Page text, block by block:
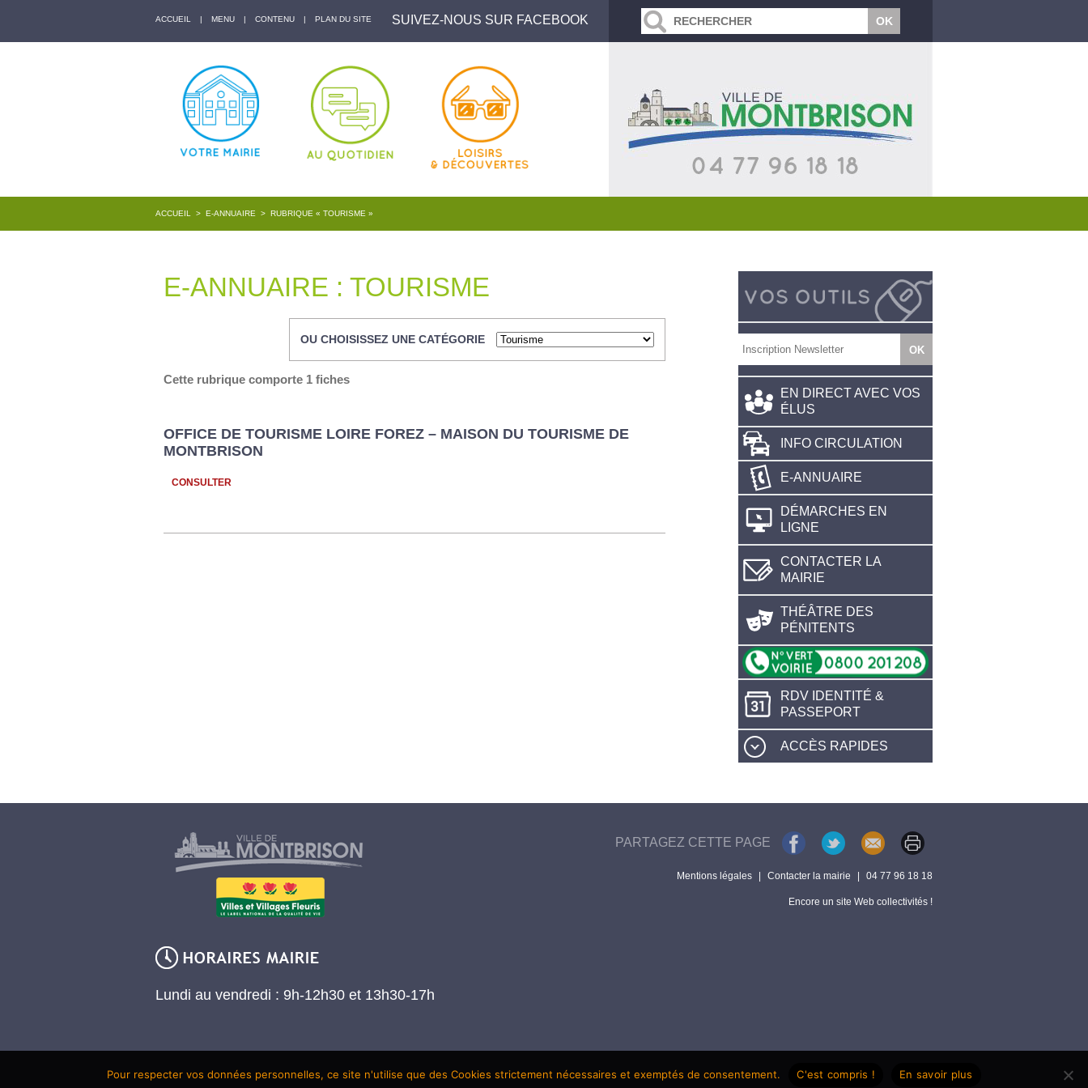
ACCUEIL | MENU | CONTENU | PLAN DU SITE SUIVEZ-NOUS SUR FACEBOOK
ACCUEIL > E-ANNUAIRE > RUBRIQUE « TOURISME »
E-ANNUAIRE : TOURISME
OU CHOISISSEZ UNE CATÉGORIE
Cette rubrique comporte 1 fiches
OFFICE DE TOURISME LOIRE FOREZ – MAISON DU TOURISME DE
MONTBRISON
CONSULTER
EN DIRECT AVEC VOS
ÉLUS
INFO CIRCULATION
E-ANNUAIRE
DÉMARCHES EN
LIGNE
CONTACTER LA
MAIRIE
THÉÂTRE DES
PÉNITENTS
RDV IDENTITÉ &
PASSEPORT
ACCÈS RAPIDES
Lundi au vendredi : 9h-12h30 et 13h30-17h
PARTAGEZ CETTE PAGE
Mentions légales Contacter la mairie 04 77 96 18 18
Encore un site Web collectivités !
Pour respecter vos données personnelles, ce site n'utilise que des Cookies strictement nécessaires et exemptés de consentement. C'est compris ! En savoir plus